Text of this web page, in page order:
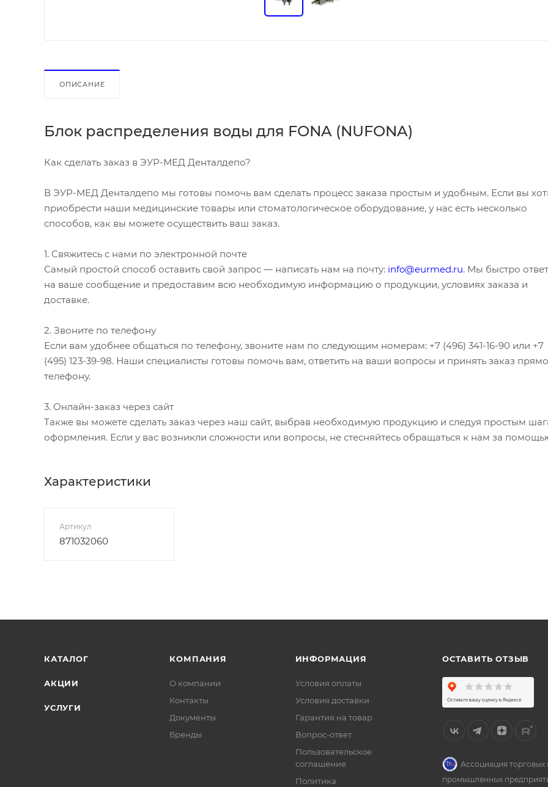
ОПИСАНИЕ
Блок распределения воды для FONA (NUFONA)
Как сделать заказ в ЭУР-МЕД Денталдепо?
В ЭУР-МЕД Денталдепо мы готовы помочь вам сделать процесс заказа простым и удобным. Если вы
приобрести наши медицинские товары или стоматологическое оборудование, у нас есть несколько
способов, как вы можете осуществить ваш заказ.
1. Свяжитесь с нами по электронной почте
Самый простой способ оставить свой запрос — написать нам на почту: info@eurmed.ru. Мы быстро
на ваше сообщение и предоставим всю необходимую информацию о продукции, условиях заказа и
доставке.
2. Звоните по телефону
Если вам удобнее общаться по телефону, звоните нам по следующим номерам: +7 (496) 341-16-90 или +7
(495) 123-39-98. Наши специалисты готовы помочь вам, ответить на ваши вопросы и принять заказ
телефону.
3. Онлайн-заказ через сайт
Также вы можете сделать заказ через наш сайт, выбрав необходимую продукцию и следуя простым
оформления. Если у вас возникли сложности или вопросы, не стесняйтесь обращаться к нам за
Характеристики
Артикул
871032060
КАТАЛОГ
АКЦИИ
УСЛУГИ
КОМПАНИЯ
О компании
Контакты
Документы
Бренды
ИНФОРМАЦИЯ
Условия оплаты
Условия доставки
Гарантия на товар
Вопрос-ответ
Пользовательское
соглашение
Политика
ОСТАВИТЬ ОТЗЫВ
Ассоциация торговых
промышленных